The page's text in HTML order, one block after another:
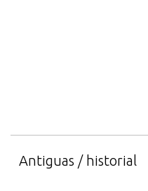
Antiguas / historial